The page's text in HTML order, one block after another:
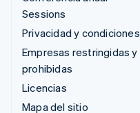
Sessions
Privacidad y condiciones
Empresas restringidas y
prohibidas
Licencias
Mapa del sitio